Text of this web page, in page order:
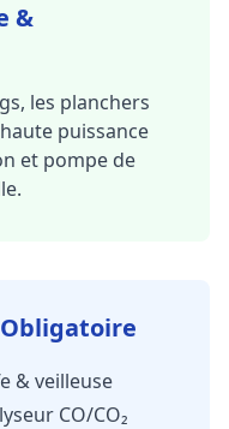
&
les planchers
puissance
et pompe de
& veilleuse
CO/CO₂